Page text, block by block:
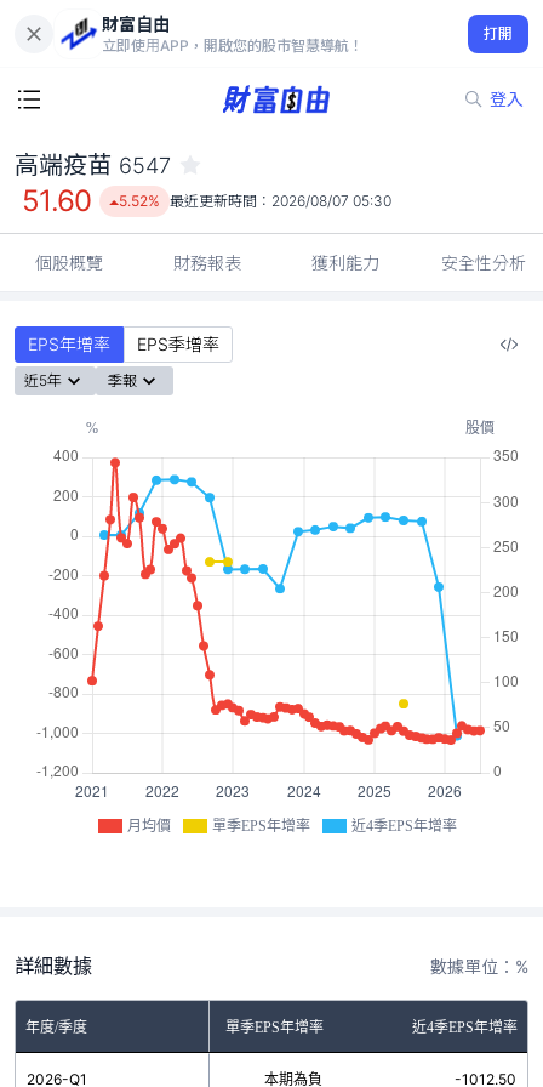
財富自由
立即使用APP，開啟您的股市智慧導航！
打開
登入
51.60
5.52%
高端疫苗 6547
51.60 5.52% 最近更新時間： 2026/08/07 05:30
個股概覽 財務報表 獲利能力 安全性分析
EPS年增率 EPS季增率
近5年 季報
月均價 單季EPS年增率 近4季EPS年增率
詳細數據 數據單位：%
年度/季度 單季EPS年增率 近4季EPS年增率
2026-Q1 本期為負 -1012.50